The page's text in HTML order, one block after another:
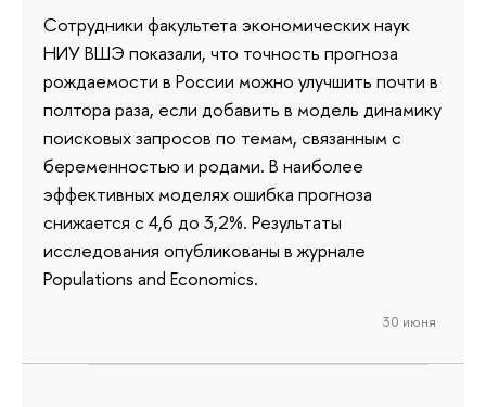
Сотрудники факультета экономических наук
НИУ ВШЭ показали, что точность прогноза
рождаемости в России можно улучшить почти в
полтора раза, если добавить в модель динамику
поисковых запросов по темам, связанным с
беременностью и родами. В наиболее
эффективных моделях ошибка прогноза
снижается с 4,6 до 3,2%. Результаты
исследования опубликованы в журнале
Populations and Economics.
30 июня